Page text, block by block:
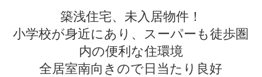
築浅住宅、未入居物件！
小学校が身近にあり、スーパーも徒歩圏
内の便利な住環境
全居室南向きので日当たり良好